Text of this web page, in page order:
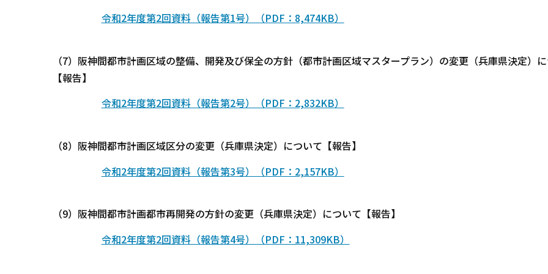
令和2年度第2回資料（報告第1号）（PDF：8,474KB）
（7）阪神間都市計画区域の整備、開発及び保全の方針（都市計画区域マスタープラン）の変更（兵庫県決定）
【報告】
令和2年度第2回資料（報告第2号）（PDF：2,832KB）
（8）阪神間都市計画区域区分の変更（兵庫県決定）について【報告】
令和2年度第2回資料（報告第3号）（PDF：2,157KB）
（9）阪神間都市計画都市再開発の方針の変更（兵庫県決定）について【報告】
令和2年度第2回資料（報告第4号）（PDF：11,309KB）